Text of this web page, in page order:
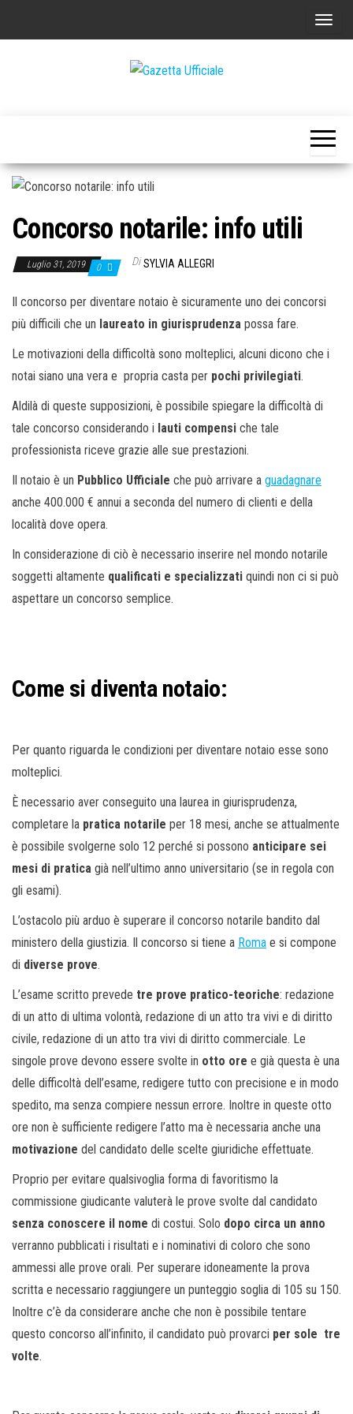
C
t
a
z
o
Concorso notarile: info utili
Luglio 31, 2019 0 Di SYLVIA ALLEGRI
Il concorso per diventare notaio è sicuramente uno dei concorsi
più difficili che un laureato in giurisprudenza possa fare.
Le motivazioni della difficoltà sono molteplici, alcuni dicono che i
notai siano una vera e propria casta per pochi privilegiati.
Aldilà di queste supposizioni, è possibile spiegare la difficoltà di
tale concorso considerando i lauti compensi che tale
professionista riceve grazie alle sue prestazioni.
Il notaio è un Pubblico Ufficiale che può arrivare a guadagnare
anche 400.000 € annui a seconda del numero di clienti e della
località dove opera.
In considerazione di ciò è necessario inserire nel mondo notarile
soggetti altamente qualificati e specializzati quindi non ci si può
aspettare un concorso semplice.
Come si diventa notaio:
Per quanto riguarda le condizioni per diventare notaio esse sono
molteplici.
È necessario aver conseguito una laurea in giurisprudenza,
completare la pratica notarile per 18 mesi, anche se attualmente
è possibile svolgerne solo 12 perché si possono anticipare sei
mesi di pratica già nell’ultimo anno universitario (se in regola con
gli esami).
L’ostacolo più arduo è superare il concorso notarile bandito dal
ministero della giustizia. Il concorso si tiene a Roma e si compone
di diverse prove.
L’esame scritto prevede tre prove pratico-teoriche: redazione
di un atto di ultima volontà, redazione di un atto tra vivi e di diritto
civile, redazione di un atto tra vivi di diritto commerciale. Le
singole prove devono essere svolte in otto ore e già questa è una
delle difficoltà dell’esame, redigere tutto con precisione e in modo
spedito, ma senza compiere nessun errore. Inoltre in queste otto
ore non è sufficiente redigere l’atto ma è necessaria anche una
motivazione del candidato delle scelte giuridiche effettuate.
Proprio per evitare qualsivoglia forma di favoritismo la
commissione giudicante valuterà le prove svolte dal candidato
senza conoscere il nome di costui. Solo dopo circa un anno
verranno pubblicati i risultati e i nominativi di coloro che sono
ammessi alle prove orali. Per superare idoneamente la prova
scritta e necessario raggiungere un punteggio soglia di 105 su 150.
Inoltre c’è da considerare anche che non è possibile tentare
questo concorso all’infinito, il candidato può provarci per sole tre
volte.